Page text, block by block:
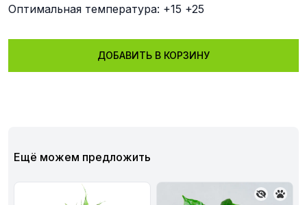
Оптимальная температура: +15 +25
ДОБАВИТЬ В КОРЗИНУ
Ещё можем предложить